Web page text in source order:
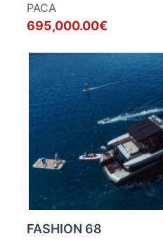
PACA
695,000.00€
FASHION 68